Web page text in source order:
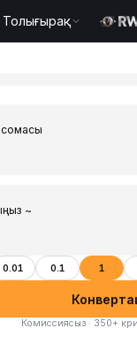
Толығырақ
~
0.01 0.1 1
Комиссиясыз · 350+